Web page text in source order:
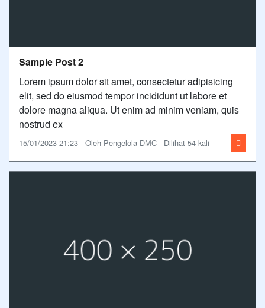
Sample Post 2
Lorem ipsum dolor sit amet, consectetur adipisicing
elit, sed do eiusmod tempor incididunt ut labore et
dolore magna aliqua. Ut enim ad minim veniam, quis
nostrud ex
15/01/2023 21:23 - Oleh Pengelola DMC - Dilihat 54 kali